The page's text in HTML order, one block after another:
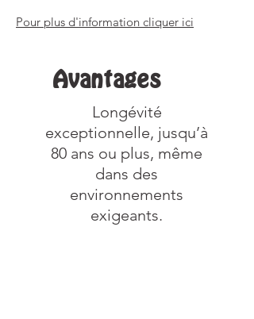
​​Pour plus d'information cliquer ici
Avantages
​Longévité
exceptionnelle, jusqu’à
80 ans ou plus, même
dans des
environnements
exigeants.